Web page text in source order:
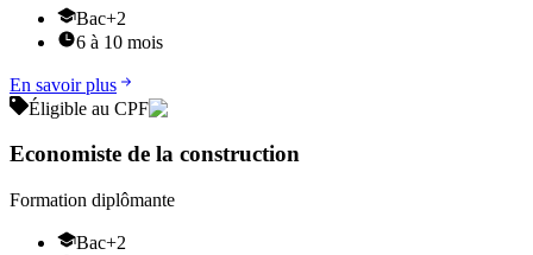
Bac+2
6 à 10 mois
En savoir plus
Éligible au CPF
Economiste de la construction
Formation diplômante
Bac+2